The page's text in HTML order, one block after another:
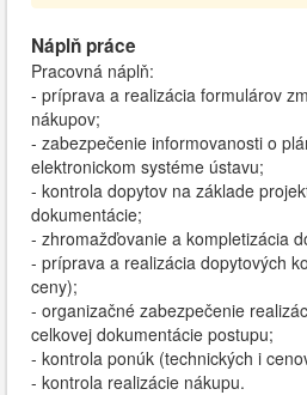
Náplň práce
Pracovná náplň:
- príprava a realizácia formulárov
nákupov;
- zabezpečenie informovanosti o
elektronickom systéme ústavu;
- kontrola dopytov na základe
dokumentácie;
- zhromažďovanie a kompletizácia
- príprava a realizácia dopytových
ceny);
- organizačné zabezpečenie
celkovej dokumentácie postupu;
- kontrola ponúk (technických i
- kontrola realizácie nákupu.